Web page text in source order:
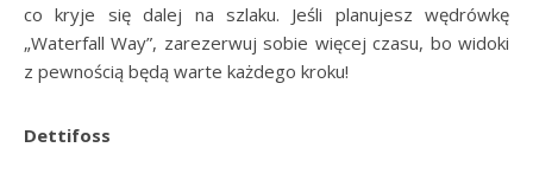
co kryje się dalej na szlaku. Jeśli planujesz wędrówkę
„Waterfall Way”, zarezerwuj sobie więcej czasu, bo widoki
z pewnością będą warte każdego kroku!
Dettifoss